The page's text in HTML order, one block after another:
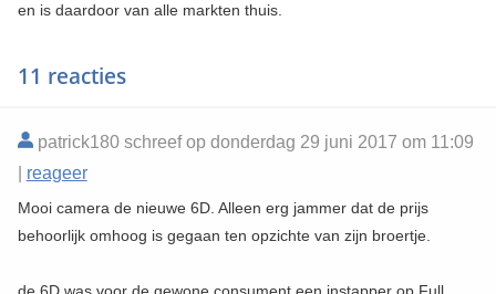
en is daardoor van alle markten thuis.
11 reacties
patrick180 schreef op donderdag 29 juni 2017 om 11:09
reageer
Mooi camera de nieuwe 6D. Alleen erg jammer dat de prijs
behoorlijk omhoog is gegaan ten opzichte van zijn broertje.